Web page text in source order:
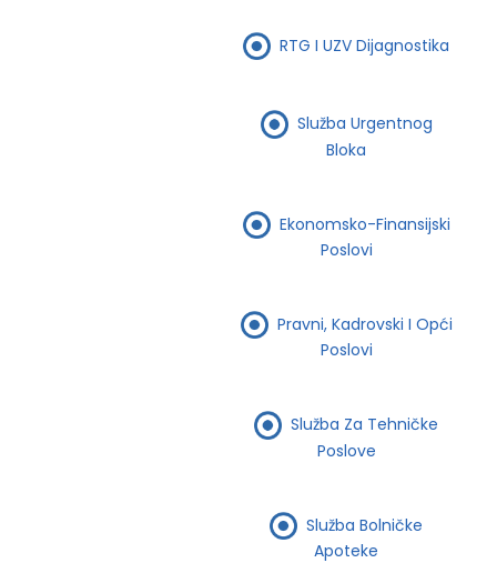
RTG I UZV Dijagnostika
Služba Urgentnog
Bloka
Ekonomsko-Finansijski
Poslovi
Pravni, Kadrovski I Opći
Poslovi
Služba Za Tehničke
Poslove
Služba Bolničke
Apoteke